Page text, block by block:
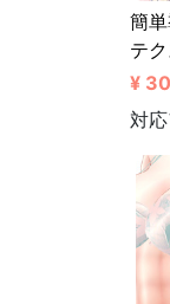
簡
テ
¥
対